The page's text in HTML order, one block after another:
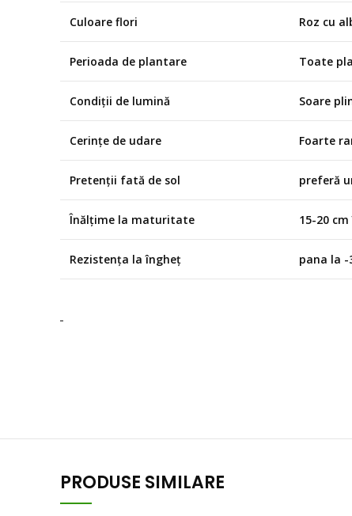
Culoare flori Roz cu
Perioada de plantare Toate
Condiții de lumină Soare
Cerințe de udare Foarte
Pretenții fată de sol preferă
Înălțime la maturitate 15-20
Rezistența la îngheț pana la -
PRODUSE SIMILARE